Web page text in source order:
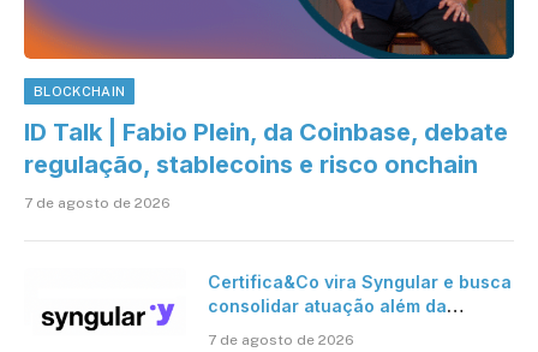
BLOCKCHAIN
ID Talk | Fabio Plein, da Coinbase, debate
regulação, stablecoins e risco onchain
7 de agosto de 2026
Certifica&Co vira Syngular e busca
consolidar atuação além da
7 de agosto de 2026